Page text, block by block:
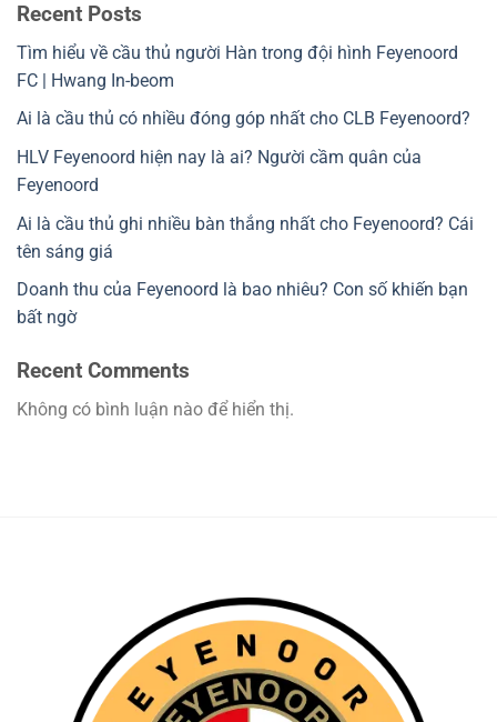
Recent Posts
Tìm hiểu về cầu thủ người Hàn trong đội hình Feyenoord
FC | Hwang In-beom
Ai là cầu thủ có nhiều đóng góp nhất cho CLB Feyenoord?
HLV Feyenoord hiện nay là ai? Người cầm quân của
Feyenoord
Ai là cầu thủ ghi nhiều bàn thắng nhất cho Feyenoord? Cái
tên sáng giá
Doanh thu của Feyenoord là bao nhiêu? Con số khiến bạn
bất ngờ
Recent Comments
Không có bình luận nào để hiển thị.